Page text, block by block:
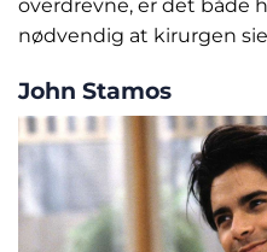
overdrevne, er det både
nødvendig at kirurgen
John Stamos